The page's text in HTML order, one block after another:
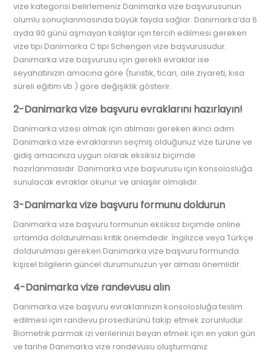
vize kategorisi belirlemeniz Danimarka vize başvurusunun
olumlu sonuçlanmasında büyük fayda sağlar. Danimarka’da 6
ayda 90 günü aşmayan kalışlar için tercih edilmesi gereken
vize tipi Danimarka C tipi Schengen vize başvurusudur.
Danimarka vize başvurusu için gerekli evraklar ise
seyahatinizin amacına göre (turistik, ticari, aile ziyareti, kısa
süreli eğitim vb.) göre değişiklik gösterir.
2-Danimarka vize başvuru evraklarını hazırlayın!
Danimarka vizesi almak için atılması gereken ikinci adım
Danimarka vize evraklarının seçmiş olduğunuz vize türüne ve
gidiş amacınıza uygun olarak eksiksiz biçimde
hazırlanmasıdır. Danimarka vize başvurusu için konsolosluğa
sunulacak evraklar okunur ve anlaşılır olmalıdır.
3-Danimarka vize başvuru formunu doldurun
Danimarka vize başvuru formunun eksiksiz biçimde online
ortamda doldurulması kritik önemdedir. İngilizce veya Türkçe
doldurulması gereken Danimarka vize başvuru formunda
kişisel bilgilerin güncel durumunuzun yer alması önemlidir.
4-Danimarka vize randevusu alın
Danimarka vize başvuru evraklarınızın konsolosluğa teslim
edilmesi için randevu prosedürünü takip etmek zorunludur.
Biometrik parmak izi verilerinizi beyan etmek için en yakın gün
ve tarihe Danimarka vize randevusu oluşturmanız